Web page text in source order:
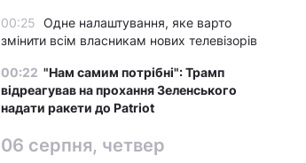
00:25 Одне налаштування, яке варто
змінити всім власникам нових телевізорів
00:22 "Нам самим потрібні": Трамп
відреагував на прохання Зеленського
надати ракети до Patriot
06 серпня, четвер